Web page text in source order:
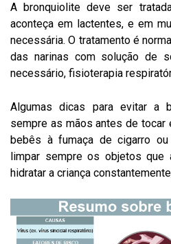
A bronquiolite deve ser
aconteça em lactentes, e em
necessária. O tratamento é
das narinas com solução de
necessário, fisioterapia
Algumas dicas para evitar a
sempre as mãos antes de tocar
bebês à fumaça de cigarro
limpar sempre os objetos que
hidratar a criança